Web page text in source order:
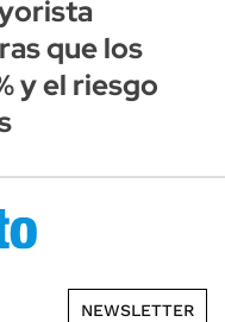
que los
y el riesgo
NEWSLETTER